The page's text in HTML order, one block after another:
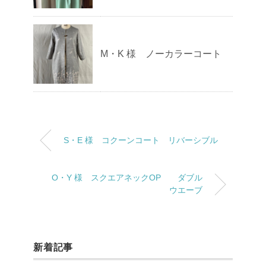
M・K 様 ノーカラーコート
S・E 様 コクーンコート リバーシブル
O・Y 様 スクエアネックOP ダブル
ウエーブ
新着記事